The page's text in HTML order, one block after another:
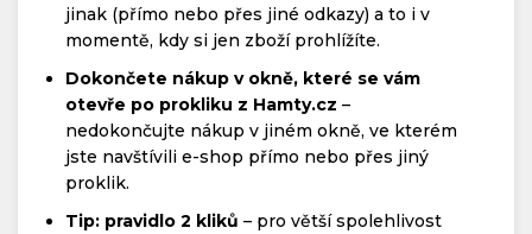
jinak (přímo nebo přes jiné odkazy) a to i v
momentě, kdy si jen zboží prohlížíte.
Dokončete nákup v okně, které se vám
otevře po prokliku z Hamty.cz –
nedokončujte nákup v jiném okně, ve kterém
jste navštívili e-shop přímo nebo přes jiný
proklik.
Tip: pravidlo 2 kliků – pro větší spolehlivost